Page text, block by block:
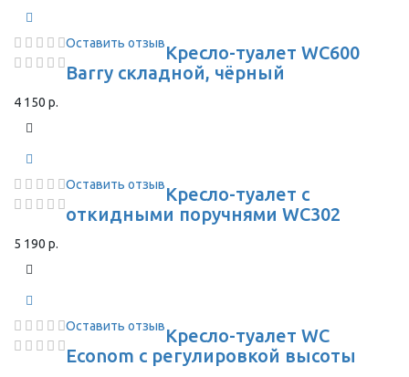
Оставить отзывКресло-туалет WC600
Barry складной, чёрный
4 150 р.
Оставить отзывКресло-туалет с
откидными поручнями WC302
5 190 р.
Оставить отзывКресло-туалет WC
Econom с регулировкой высоты